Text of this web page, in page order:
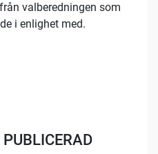
valberedningen som
i enlighet med.
PUBLICERAD